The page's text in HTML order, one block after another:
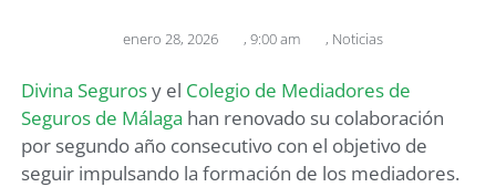
enero 28, 2026 , 9:00 am , Noticias
Divina Segurosy el Colegio de Mediadores de
Seguros de Málaga han renovado su colaboración
por segundo año consecutivo con el objetivo de
seguir impulsando la formación de los mediadores.